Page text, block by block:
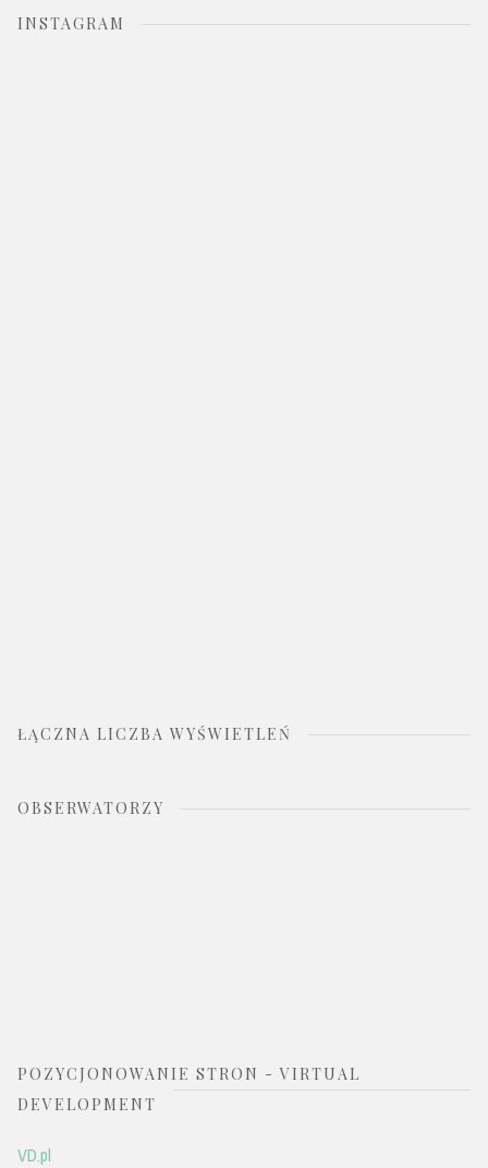
INSTAGRAM
ŁĄCZNA LICZBA WYŚWIETLEŃ
OBSERWATORZY
POZYCJONOWANIE STRON - VIRTUAL
DEVELOPMENT
VD.pl